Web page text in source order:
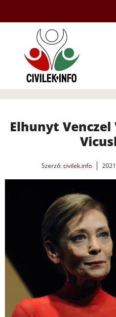
tartalomba
Elhunyt
Szerző:civilek.info